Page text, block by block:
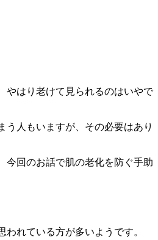
やはり老けて見られるのはいやで
人もいますが、その必要はあり
今回のお話で肌の老化を防ぐ手助
れている方が多いようです。